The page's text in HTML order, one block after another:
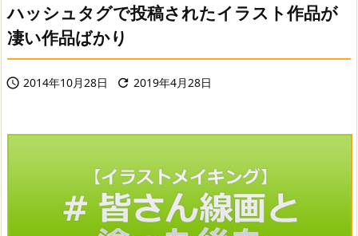
ハッシュタグで投稿されたイラスト作品が
凄い作品ばかり
 2014年10月28日  2019年4月28日